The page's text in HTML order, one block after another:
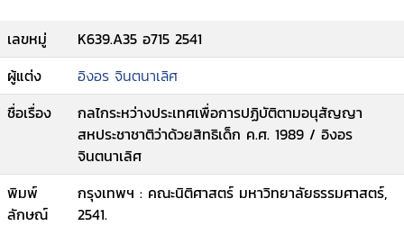
เลขหมู่
K639.A35 อ715 2541
ผู้แต่ง
อิงอร จินตนาเลิศ
ชื่อเรื่อง
กลไกระหว่างประเทศเพื่อการปฏิบัติตามอนุสัญญา
สหประชาชาติว่าด้วยสิทธิเด็ก ค.ศ. 1989 / อิงอร
จินตนาเลิศ
พิมพ์
ลักษณ์
กรุงเทพฯ : คณะนิติศาสตร์ มหาวิทยาลัยธรรมศาสตร์,
2541.